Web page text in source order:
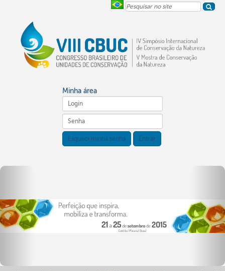
Pesquisar
Minha área
Esqueci minha senha Entrar